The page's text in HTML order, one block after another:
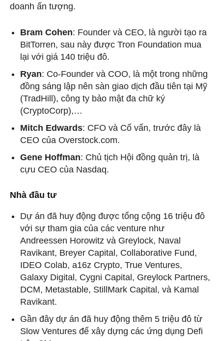
doanh ấn tượng.
Bram Cohen: Founder và CEO, là người tạo ra
BitTorren, sau này được Tron Foundation mua
lại với giá 140 triệu đô.
Ryan: Co-Founder và COO, là một trong những
đồng sáng lập nên sàn giao dịch đầu tiên tại Mỹ
(TradHill), công ty bảo mật đa chữ ký
(CryptoCorp),…
Mitch Edwards: CFO và Cố vấn, trước đây là
CEO của Overstock.com.
Gene Hoffman: Chủ tịch Hội đồng quản trị, là
cựu CEO của Nasdaq.
Nhà đầu tư
Dự án đã huy động được tổng cộng 16 triệu đô
với sự tham gia của các venture như
Andreessen Horowitz và Greylock, Naval
Ravikant, Breyer Capital, Collaborative Fund,
IDEO Colab, a16z Crypto, True Ventures,
Galaxy Digital, Cygni Capital, Greylock Partners,
DCM, Metastable, StillMark Capital, và Kamal
Ravikant.
Gần đây dự án đã huy động thêm 5 triệu đô từ
Slow Ventures để xây dựng các ứng dụng Defi